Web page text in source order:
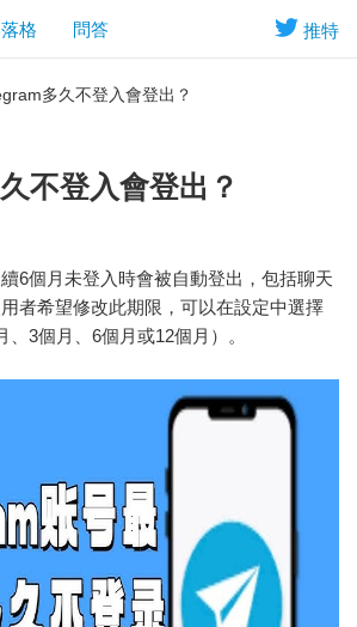
推特
格 問答
多久不登入會登出？
不登入會登出？
6個月未登入時會被自動登出，包括聊天
者希望修改此期限，可以在設定中選擇
3個月、6個月或12個月）。